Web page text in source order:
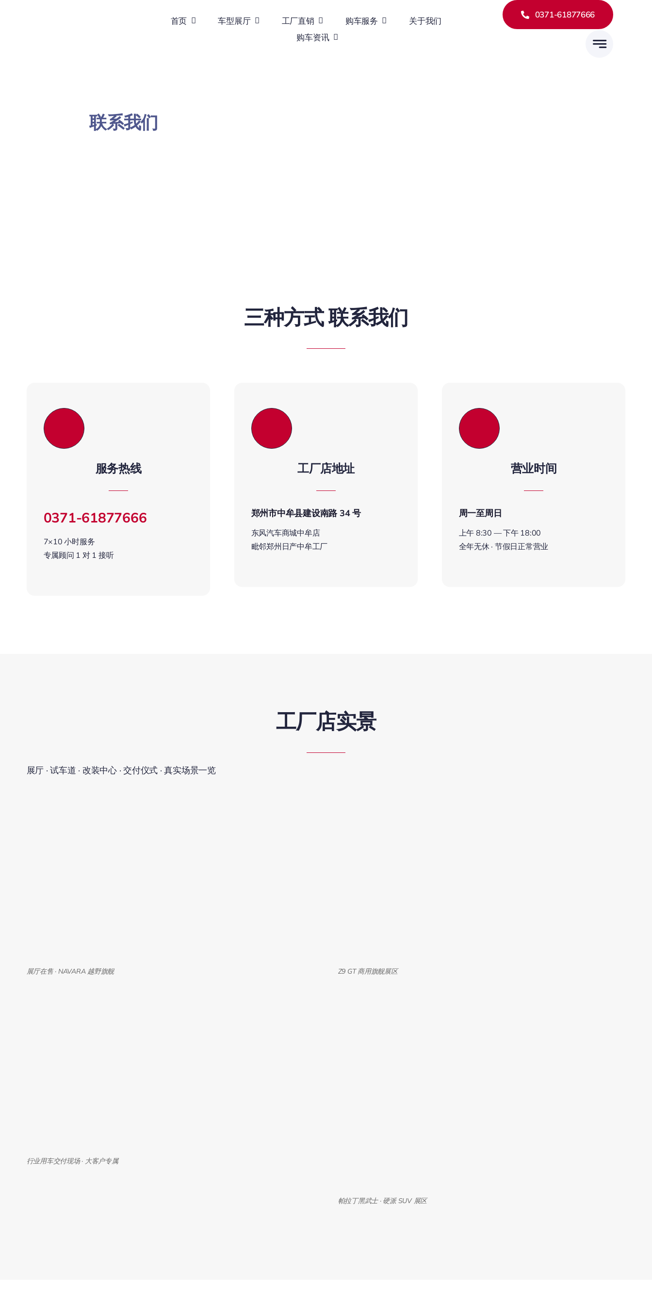
首页 车型展厅 工厂直销 购车服务
关于我们
购车资讯
0371-61877666
联系我们
三种方式 联系我们
服务热线
0371-61877666
7×10 小时服务
专属顾问 1 对 1 接听
工厂店地址
郑州市中牟县建设南路 34 号
东风汽车商城中牟店
毗邻郑州日产中牟工厂
营业时间
周一至周日
上午 8:30 — 下午 18:00
全年无休 · 节假日正常营业
工厂店实景
展厅 · 试车道 · 改装中心 · 交付仪式 · 真实场景一览
展厅在售 · NAVARA 越野旗舰 Z9 GT 商用旗舰展区
行业用车交付现场 · 大客户专属
帕拉丁黑武士 · 硬派 SUV 展区